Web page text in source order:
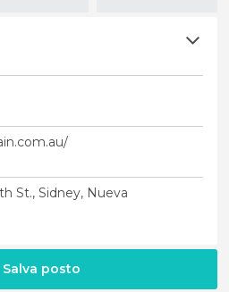
St., Sidney, Nueva
Salva posto